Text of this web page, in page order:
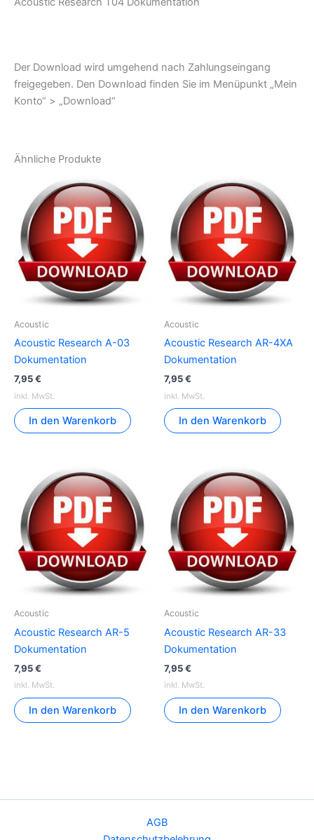
Der Download wird umgehend nach Zahlungseingang
freigegeben. Den Download finden Sie im Menüpunkt „Mein
Konto“ > „Download“
Ähnliche Produkte
Acoustic
Acoustic Research A-03
Dokumentation
7,95€
inkl. MwSt.
In den Warenkorb
Acoustic
Acoustic Research AR-4XA
Dokumentation
7,95€
inkl. MwSt.
In den Warenkorb
Acoustic
Acoustic Research AR-5
Dokumentation
7,95€
inkl. MwSt.
In den Warenkorb
Acoustic
Acoustic Research AR-33
Dokumentation
7,95€
inkl. MwSt.
In den Warenkorb
AGB